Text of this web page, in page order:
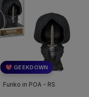
💖 GEEKDOWN
Funko in POA - RS